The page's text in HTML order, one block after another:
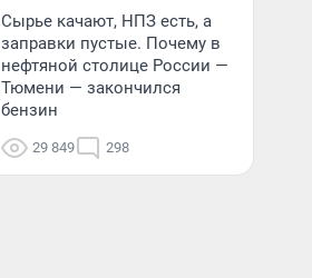
Сырье качают, НПЗ есть, а
заправки пустые. Почему в
нефтяной столице России —
Тюмени — закончился
бензин
29 849 298